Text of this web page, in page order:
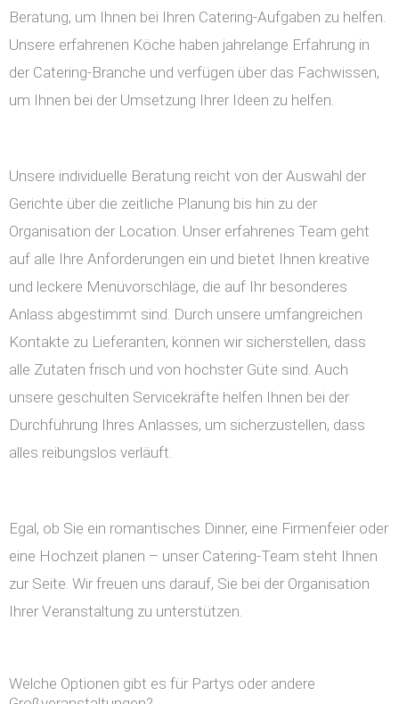
Beratung, um Ihnen bei Ihren Catering-Aufgaben zu helfen.
Unsere erfahrenen Köche haben jahrelange Erfahrung in
der Catering-Branche und verfügen über das Fachwissen,
um Ihnen bei der Umsetzung Ihrer Ideen zu helfen.
Unsere individuelle Beratung reicht von der Auswahl der
Gerichte über die zeitliche Planung bis hin zu der
Organisation der Location. Unser erfahrenes Team geht
auf alle Ihre Anforderungen ein und bietet Ihnen kreative
und leckere Menüvorschläge, die auf Ihr besonderes
Anlass abgestimmt sind. Durch unsere umfangreichen
Kontakte zu Lieferanten, können wir sicherstellen, dass
alle Zutaten frisch und von höchster Güte sind. Auch
unsere geschulten Servicekräfte helfen Ihnen bei der
Durchführung Ihres Anlasses, um sicherzustellen, dass
alles reibungslos verläuft.
Egal, ob Sie ein romantisches Dinner, eine Firmenfeier oder
eine Hochzeit planen – unser Catering-Team steht Ihnen
zur Seite. Wir freuen uns darauf, Sie bei der Organisation
Ihrer Veranstaltung zu unterstützen.
Welche Optionen gibt es für Partys oder andere